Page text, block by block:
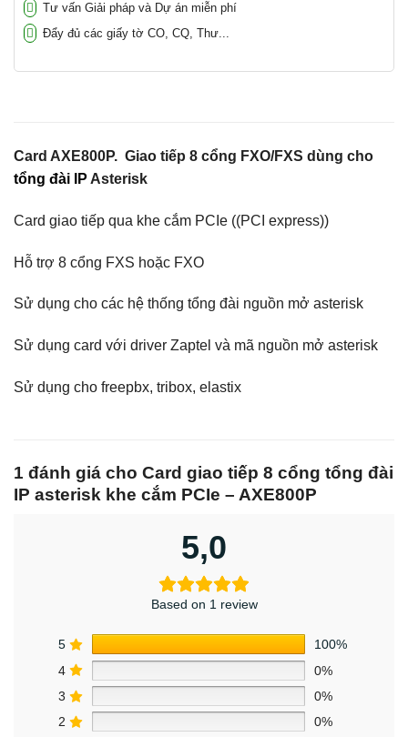
Tư vấn Giải pháp và Dự án miễn phí
Đẩy đủ các giấy tờ CO, CQ, Thư...
Card AXE800P. Giao tiếp 8 cổng FXO/FXS dùng cho
tổng đài IP Asterisk
Card giao tiếp qua khe cắm PCIe ((PCI express))
Hỗ trợ 8 cổng FXS hoặc FXO
Sử dụng cho các hệ thống tổng đài nguồn mở asterisk
Sử dụng card với driver Zaptel và mã nguồn mở asterisk
Sử dụng cho freepbx, tribox, elastix
1 đánh giá cho Card giao tiếp 8 cổng tổng đài
IP asterisk khe cắm PCIe – AXE800P
5,0
Based on 1 review
5
100%
4
0%
3
0%
2
0%